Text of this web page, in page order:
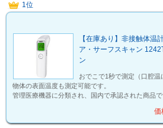
1位
【在庫あり】非接触体温
ア・サーフスキャン
ン
おでこで1秒で測定（口腔温
物体の表面温度も測定可能です。
管理医療機器に分類され、国内で承認された商品で
価